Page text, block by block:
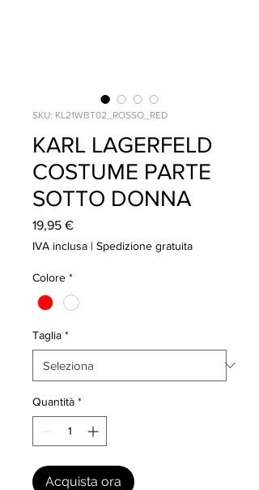
SKU: KL21WBT02_ROSSO_RED
KARL LAGERFELD
COSTUME PARTE
SOTTO DONNA
19,95 €Prezzo
IVA inclusa | Spedizione gratuita
Colore *
Taglia *
Quantità *
Acquista ora